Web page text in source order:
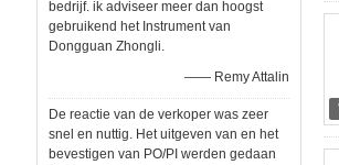
bedrijf. ik adviseer meer dan hoogst
gebruikend het Instrument van
Dongguan Zhongli.
—— Remy Attalin
De reactie van de verkoper was zeer
snel en nuttig. Het uitgeven van en het
bevestigen van PO/PI werden gedaan